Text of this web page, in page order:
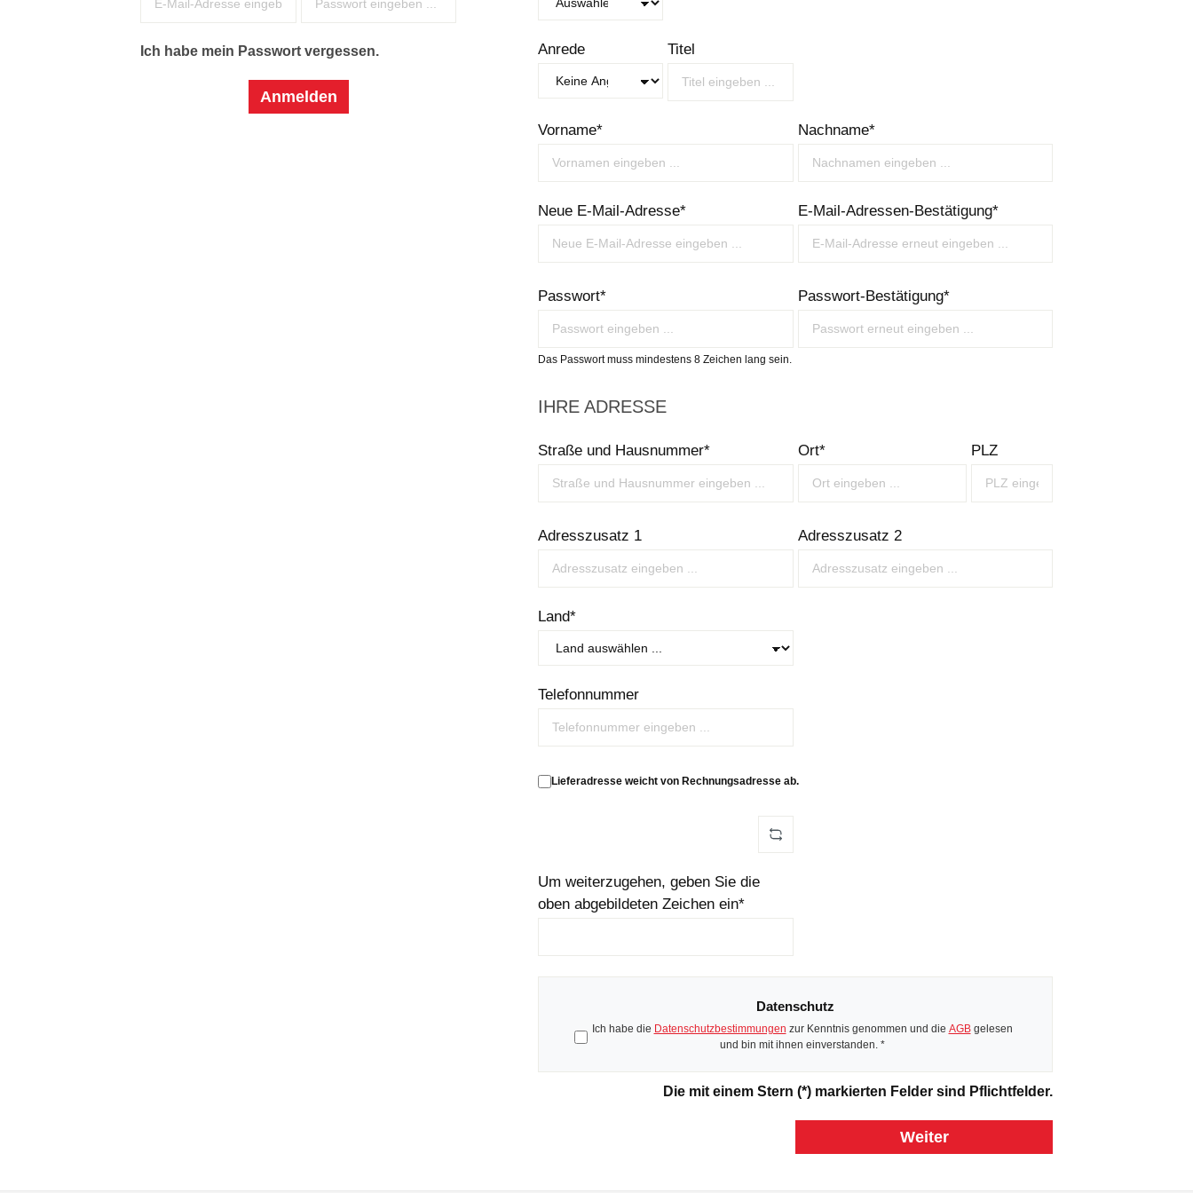
Ich habe mein Passwort vergessen.
Anmelden
Anrede Titel
Vorname* Nachname*
Neue E-Mail-Adresse* E-Mail-Adressen-Bestätigung*
Passwort*
Das Passwort muss mindestens 8 Zeichen lang sein.
Passwort-Bestätigung*
IHRE ADRESSE
Straße und Hausnummer* Ort* PLZ
Adresszusatz 1 Adresszusatz 2
Land*
Telefonnummer
Lieferadresse weicht von Rechnungsadresse ab.
Um weiterzugehen, geben Sie die
oben abgebildeten Zeichen ein*
Datenschutz
Ich habe die Datenschutzbestimmungen zur Kenntnis genommen und die AGBgelesen
und bin mit ihnen einverstanden. *
Die mit einem Stern (*) markierten Felder sind Pflichtfelder.
Weiter